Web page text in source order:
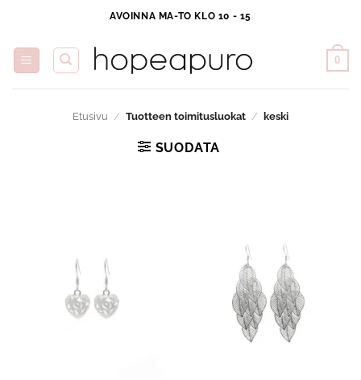
content
AVOINNA MA-TO KLO 10 - 15
0
Etusivu / Tuotteen toimitusluokat / keski
SUODATA